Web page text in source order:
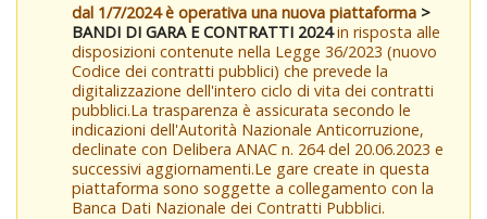
dal 1/7/2024 è operativa una nuova piattaforma >
BANDI DI GARA E CONTRATTI 2024in risposta alle
disposizioni contenute nella Legge 36/2023 (nuovo
Codice dei contratti pubblici) che prevede la
digitalizzazione dell'intero ciclo di vita dei contratti
pubblici.La trasparenza è assicurata secondo le
indicazioni dell'Autorità Nazionale Anticorruzione,
declinate con Delibera ANAC n. 264 del 20.06.2023 e
successivi aggiornamenti.Le gare create in questa
piattaforma sono soggette a collegamento con la
Banca Dati Nazionale dei Contratti Pubblici.